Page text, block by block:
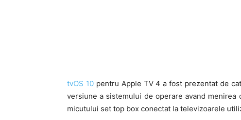
tvOS 10pentru Apple TV 4 a fost prezentat de
versiune a sistemului de operare avand
micutului set top box conectat la televizoarele